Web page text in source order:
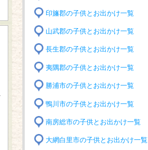
印旛郡の子供とお出かけ一覧
山武郡の子供とお出かけ一覧
長生郡の子供とお出かけ一覧
夷隅郡の子供とお出かけ一覧
勝浦市の子供とお出かけ一覧
鴨川市の子供とお出かけ一覧
南房総市の子供とお出かけ一覧
大網白里市の子供とお出かけ一覧